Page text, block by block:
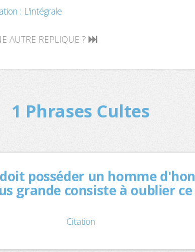
: L'intégrale
AUTRE REPLIQUE ?
1 Phrases Cultes
posséder un homme
grande consiste à oublier
Citation